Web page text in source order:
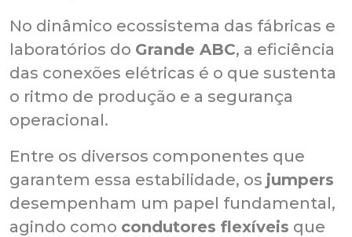
No dinâmico ecossistema das fábricas e
laboratórios do Grande ABC, a eficiência
das conexões elétricas é o que sustenta
o ritmo de produção e a segurança
operacional.
Entre os diversos componentes que
garantem essa estabilidade, os jumpers
desempenham um papel fundamental,
agindo como condutores flexíveis que